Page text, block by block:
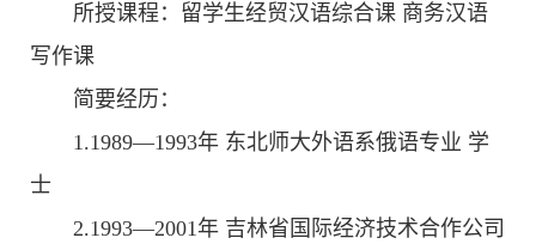
所授课程：留学生经贸汉语综合课 商务汉语
写作课
简要经历：
1.1989—1993年 东北师大外语系俄语专业 学
士
2.1993—2001年 吉林省国际经济技术合作公司